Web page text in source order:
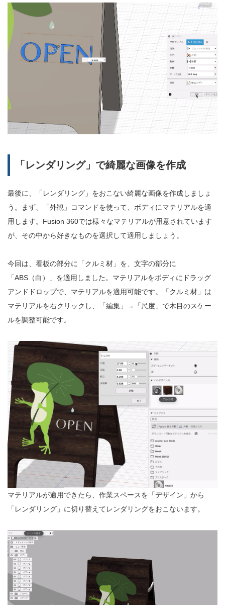
「レンダリング」で綺麗な画像を作成
最後に、「レンダリング」をおこない綺麗な画像を作成しましょ
う。まず、「外観」コマンドを使って、ボディにマテリアルを適
用します。Fusion 360では様々なマテリアルが用意されています
が、その中から好きなものを選択して適用しましょう。
今回は、看板の部分に「クルミ材」を、文字の部分に
「ABS（白）」を適用しました。マテリアルをボディにドラッグ
アンドドロップで、マテリアルを適用可能です。「クルミ材」は
マテリアルを右クリックし、「編集」→「尺度」で木目のスケー
ルを調整可能です。
マテリアルが適用できたら、作業スペースを「デザイン」から
「レンダリング」に切り替えてレンダリングをおこないます。